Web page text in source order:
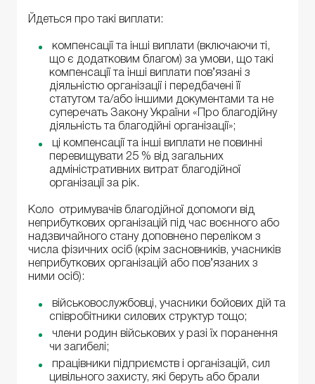
Йдеться про такі виплати:
компенсації та інші виплати (включаючи ті,
що є додатковим благом) за умови, що такі
компенсації та інші виплати пов’язані з
діяльністю організації і передбачені її
статутом та/або іншими документами та не
суперечать Закону України «Про благодійну
діяльність та благодійні організації»;
ці компенсації та інші виплати не повинні
перевищувати 25 % від загальних
адміністративних витрат благодійної
організації за рік.
Коло отримувачів благодійної допомоги від
неприбуткових організацій під час воєнного або
надзвичайного стану доповнено переліком з
числа фізичних осіб (крім засновників, учасників
неприбуткових організацій або пов’язаних з
ними осіб):
військовослужбовці, учасники бойових дій та
співробітники силових структур тощо;
члени родин військових у разі їх поранення
чи загибелі;
працівники підприємств і організацій, сил
цивільного захисту, які беруть або брали